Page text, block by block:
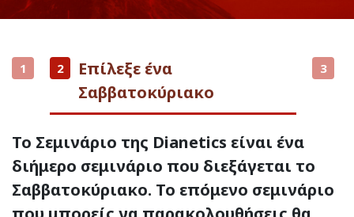
1 2
Επίλεξε ένα
Σαββατοκύριακο
3
Το Σεμινάριο της Dianetics είναι ένα
διήμερο σεμινάριο που διεξάγεται το
Σαββατοκύριακο. Το επόμενο σεμινάριο